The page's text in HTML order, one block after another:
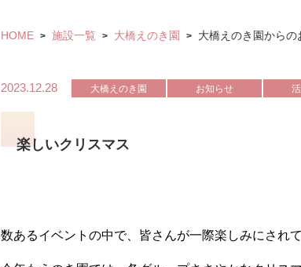
HOME > 施設一覧 > 大橋えのき園 > 大橋えのき園からの
2023.12.28 大橋えのき園 お知らせ
楽しいクリスマス
数あるイベントの中で、皆さんが一際楽しみにされ